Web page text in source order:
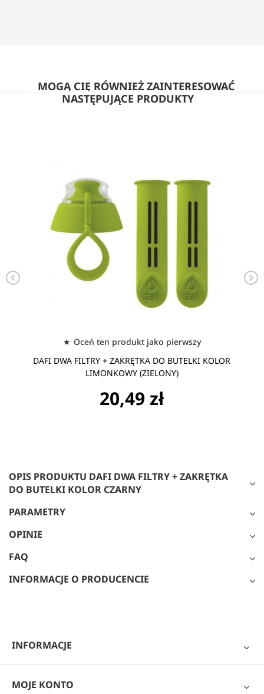
MOGĄ CIĘ RÓWNIEŻ ZAINTERESOWAĆ
NASTĘPUJĄCE PRODUKTY
Oceń ten produkt jako pierwszy
DAFI DWA FILTRY + ZAKRĘTKA DO BUTELKI KOLOR
LIMONKOWY (ZIELONY)
20,49 zł
OPIS PRODUKTU DAFI DWA FILTRY + ZAKRĘTKA
DO BUTELKI KOLOR CZARNY
PARAMETRY
OPINIE
FAQ
INFORMACJE O PRODUCENCIE
INFORMACJE
MOJE KONTO